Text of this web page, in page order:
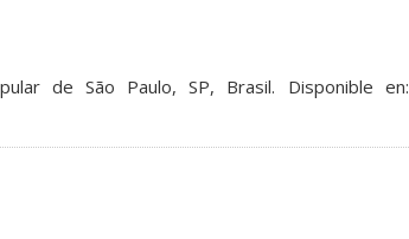
de São Paulo, SP, Brasil. Disponible en: